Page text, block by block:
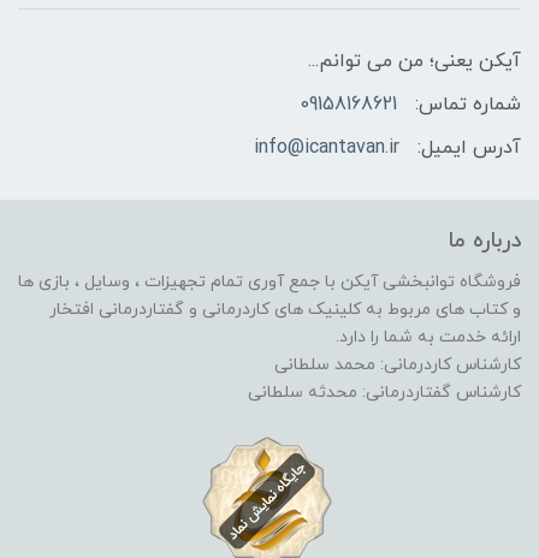
آیکن یعنی؛ من می توانم...
شماره تماس:
09158168621
آدرس ایمیل:
info@icantavan.ir
درباره ما
فروشگاه توانبخشی آیکن با جمع آوری تمام تجهیزات ، وسایل ، بازی ها
و کتاب های مربوط به کلینیک های کاردرمانی و گفتاردرمانی افتخار
ارائه خدمت به شما را دارد.
کارشناس کاردرمانی: محمد سلطانی
کارشناس گفتاردرمانی: محدثه سلطانی